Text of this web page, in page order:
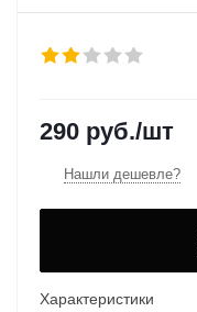
290 руб./шт
Нашли дешевле?
Характеристики